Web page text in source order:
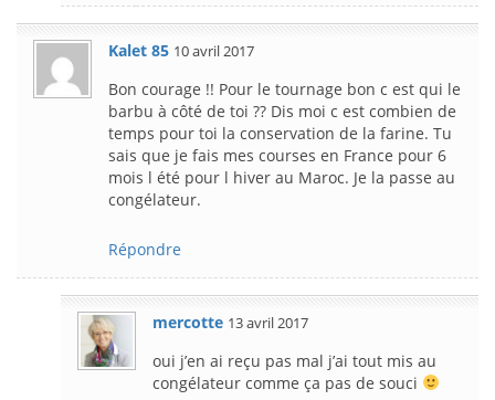
Kalet 85 10 avril 2017
Bon courage !! Pour le tournage bon c est qui le
barbu à côté de toi ?? Dis moi c est combien de
temps pour toi la conservation de la farine. Tu
sais que je fais mes courses en France pour 6
mois l été pour l hiver au Maroc. Je la passe au
congélateur.
Répondre
mercotte 13 avril 2017
oui j’en ai reçu pas mal j’ai tout mis au
congélateur comme ça pas de souci